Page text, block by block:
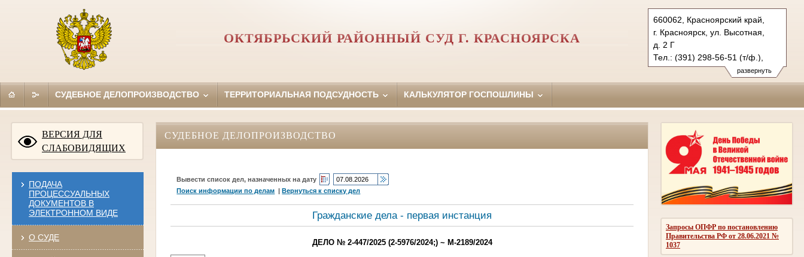
развернуть
660062, Красноярский край,
г. Красноярск, ул. Высотная,
д. 2 Г
Тел.: (391) 298-56-51 (т/ф.),
(391) 246-25-03
oktyabr.krk@sudrf.ru
ОКТЯБРЬСКИЙ РАЙОННЫЙ СУД Г. КРАСНОЯРСКА
СУДЕБНОЕ ДЕЛОПРОИЗВОДСТВО ТЕРРИТОРИАЛЬНАЯ ПОДСУДНОСТЬ КАЛЬКУЛЯТОР ГОСПОШЛИНЫ
ВЕРСИЯ ДЛЯ
СЛАБОВИДЯЩИХ
ПОДАЧА
ПРОЦЕССУАЛЬНЫХ
ДОКУМЕНТОВ В
ЭЛЕКТРОННОМ ВИДЕ
О СУДЕ
Запросы ОПФР по постановлению
Правительства РФ от 28.06.2021 №
1037
СУДЕБНОЕ ДЕЛОПРОИЗВОДСТВО
Вывести список дел, назначенных на дату
Поиск информации по делам |Вернуться к списку дел
Гражданские дела - первая инстанция
ДЕЛО № 2-447/2025 (2-5976/2024;) ~ М-2189/2024